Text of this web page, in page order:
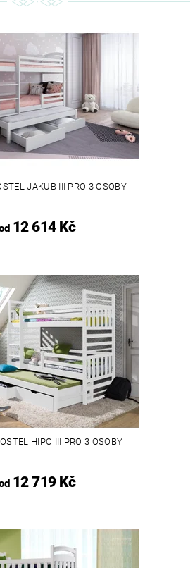
JAKUB III PRO 3 OSOBY
12 614 Kč
HIPO III PRO 3 OSOBY
12 719 Kč